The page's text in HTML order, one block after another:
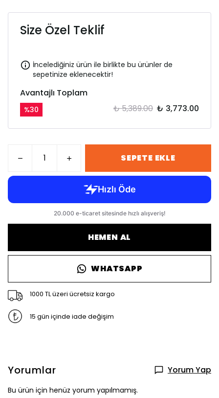
Size Özel Teklif
İncelediğiniz ürün ile birlikte bu ürünler de
sepetinize eklenecektir!
Avantajlı Toplam
%30 ₺ 5,389.00 ₺ 3,773.00
SEPETE EKLE
HEMEN AL
WHATSAPP
1000 TL üzeri ücretsiz kargo
15 gün içinde iade değişim
Yorumlar Yorum Yap
Bu ürün için henüz yorum yapılmamış.